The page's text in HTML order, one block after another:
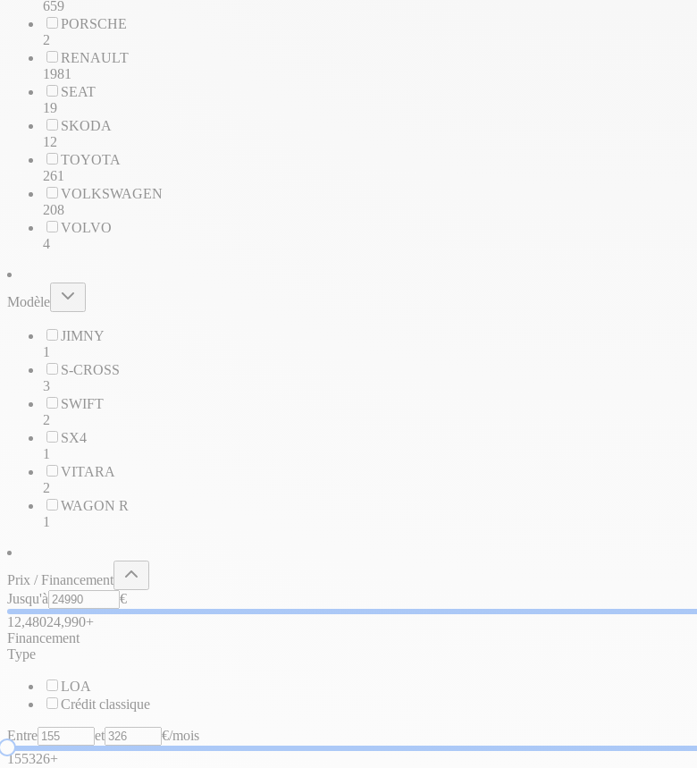
659
PORSCHE
2
RENAULT
1981
SEAT
19
SKODA
12
TOYOTA
261
VOLKSWAGEN
208
VOLVO
4
Modèle
JIMNY
1
S-CROSS
3
SWIFT
2
SX4
1
VITARA
2
WAGON R
1
Prix / Financement
Jusqu'à
€
12,48024,990+
Financement
Type
LOA
Crédit classique
Entre et
€/mois
155326+